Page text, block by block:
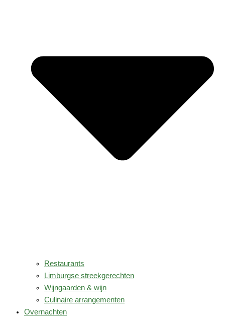
Restaurants
Limburgse streekgerechten
Wijngaarden & wijn
Culinaire arrangementen
Overnachten